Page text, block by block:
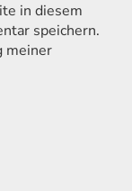
in diesem
speichern.
meiner